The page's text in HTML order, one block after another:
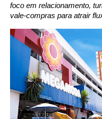
foco em relacionamento,
vale-compras para atrair